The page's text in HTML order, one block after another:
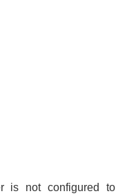
is not configured to